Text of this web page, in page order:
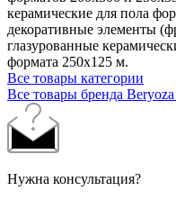
керамические для пола
декоративные элементы
глазурованные
формата 250х125 м.
Все товары категории
Все товары бренда Beryoza
Нужна консультация?